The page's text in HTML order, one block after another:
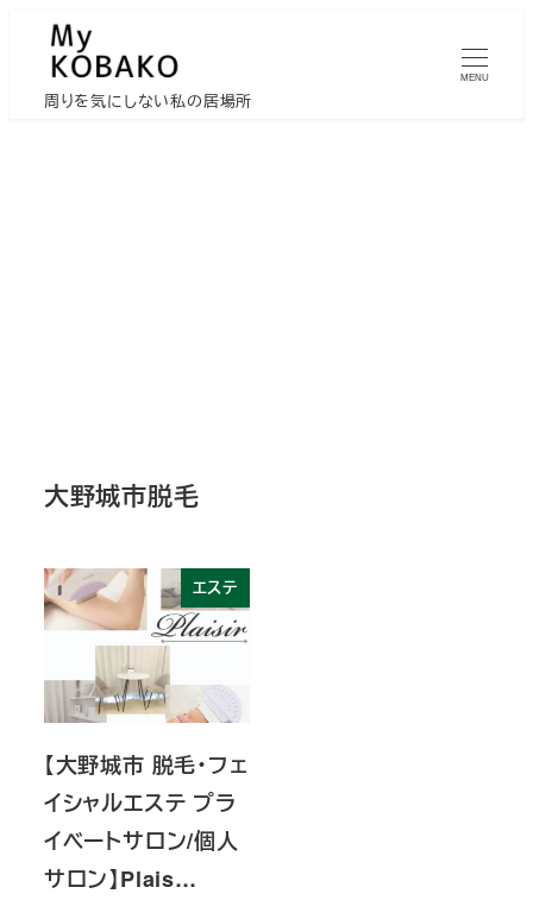
周りを気にしない私の居場所
MENU
大野城市脱毛
エステ
【大野城市 脱毛・フェ
イシャルエステ プラ
イベートサロン/個人
サロン】Plais…